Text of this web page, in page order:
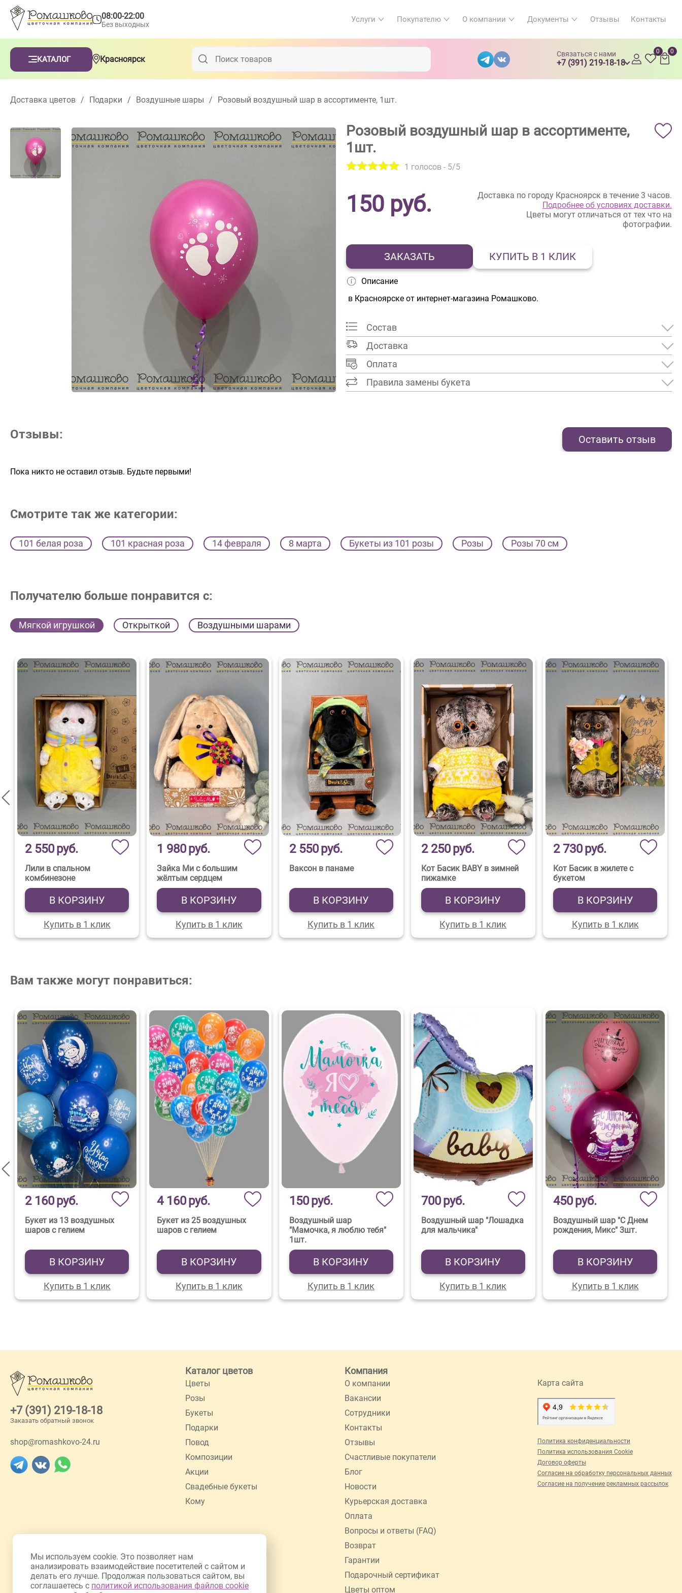
08:00-22:00
Без выходных
Услуги Покупателю О компании Документы Отзывы Контакты
КАТАЛОГ Красноярск
Связаться с нами
+7 (391) 219-18-18
0 0
Доставка цветов / Подарки / Воздушные шары / Розовый воздушный шар в ассортименте, 1шт.
Розовый воздушный шар в ассортименте,
1шт.
1 голосов - 5/5
150 руб.
Доставка по городу Красноярск в течение 3 часов.
Подробнее об условиях доставки.
Цветы могут отличаться от тех что на
фотографии.
ЗАКАЗАТЬ КУПИТЬ В 1 КЛИК
Описание
в Красноярске от интернет-магазина Ромашково.
Состав
Доставка
Оплата
Правила замены букета
Отзывы: Оставить отзыв
Пока никто не оставил отзыв. Будьте первыми!
Смотрите так же категории:
101 белая роза 101 красная роза 14 февраля 8 марта Букеты из 101 розы Розы Розы 70 см
Получателю больше понравится с:
Мягкой игрушкой Открыткой Воздушными шарами
2 550руб.
Лили в спальном
комбинезоне
В КОРЗИНУ
Купить в 1 клик
1 980руб.
Зайка Ми с большим
жёлтым сердцем
В КОРЗИНУ
Купить в 1 клик
2 550руб.
Ваксон в панаме
В КОРЗИНУ
Купить в 1 клик
2 250руб.
Кот Басик BABY в зимней
пижамке
В КОРЗИНУ
Купить в 1 клик
2 730руб.
Кот Басик в жилете с
букетом
В КОРЗИНУ
Купить в 1 клик
Вам также могут понравиться:
2 160руб.
Букет из 13 воздушных
шаров с гелием
В КОРЗИНУ
Купить в 1 клик
4 160руб.
Букет из 25 воздушных
шаров с гелием
В КОРЗИНУ
Купить в 1 клик
150руб.
Воздушный шар
"Мамочка, я люблю тебя"
1шт.
В КОРЗИНУ
Купить в 1 клик
700руб.
Воздушный шар "Лошадка
для мальчика"
В КОРЗИНУ
Купить в 1 клик
450руб.
Воздушный шар "С Днем
рождения, Микс" 3шт.
В КОРЗИНУ
Купить в 1 клик
+7 (391) 219-18-18
Заказать обратный звонок
shop@romashkovo-24.ru
Каталог цветов
Цветы
Розы
Букеты
Подарки
Повод
Композиции
Акции
Свадебные букеты
Кому
Компания
О компании
Вакансии
Сотрудники
Контакты
Отзывы
Счастливые покупатели
Блог
Новости
Курьерская доставка
Оплата
Вопросы и ответы (FAQ)
Возврат
Гарантии
Подарочный сертификат
Цветы оптом
Карта сайта
Политика конфиденциальности
Политика использования Cookie
Договор оферты
Согласие на обработку персональных данных
Согласие на получение рекламных рассылок
Мы используем cookie. Это позволяет нам
анализировать взаимодействие посетителей с сайтом и
делать его лучше. Продолжая пользоваться сайтом, вы
соглашаетесь с политикой использования файлов cookie